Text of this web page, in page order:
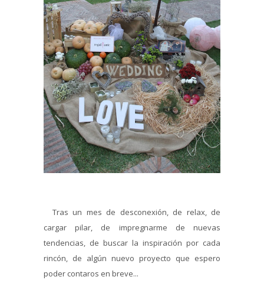
Tras un mes de desconexión, de relax, de
cargar pilar, de impregnarme de nuevas
tendencias, de buscar la inspiración por cada
rincón, de algún nuevo proyecto que espero
poder contaros en breve...